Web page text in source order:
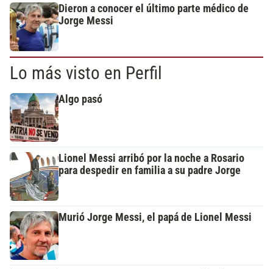
Dieron a conocer el último parte médico de
Jorge Messi
Lo más visto en Perfil
Algo pasó
Lionel Messi arribó por la noche a Rosario
para despedir en familia a su padre Jorge
Murió Jorge Messi, el papá de Lionel Messi